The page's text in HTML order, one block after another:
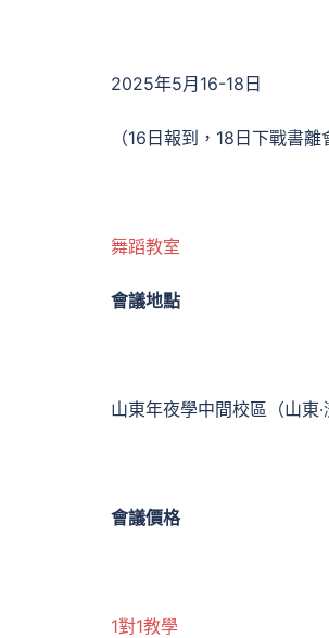
2025年5月16-18日
（16日報到，18日下戰書離
舞蹈教室
會議地點
山東年夜學中間校區（山東·
會議價格
1對1教學